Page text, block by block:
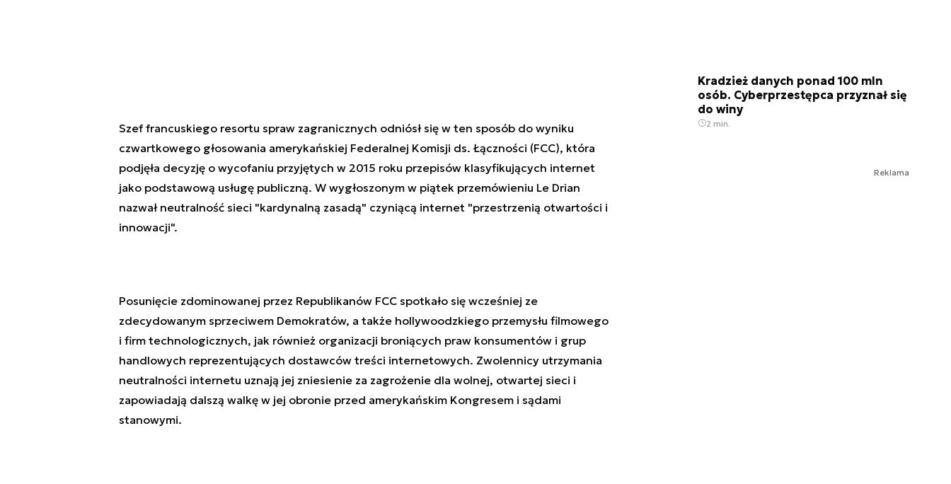
Szef francuskiego resortu spraw zagranicznych odniósł się w ten sposób do wyniku
czwartkowego głosowania amerykańskiej Federalnej Komisji ds. Łączności (FCC), która
podjęła decyzję o wycofaniu przyjętych w 2015 roku przepisów klasyfikujących internet
jako podstawową usługę publiczną. W wygłoszonym w piątek przemówieniu Le Drian
nazwał neutralność sieci "kardynalną zasadą" czyniącą internet "przestrzenią otwartości i
innowacji".
Posunięcie zdominowanej przez Republikanów FCC spotkało się wcześniej ze
zdecydowanym sprzeciwem Demokratów, a także hollywoodzkiego przemysłu filmowego
i firm technologicznych, jak również organizacji broniących praw konsumentów i grup
handlowych reprezentujących dostawców treści internetowych. Zwolennicy utrzymania
neutralności internetu uznają jej zniesienie za zagrożenie dla wolnej, otwartej sieci i
zapowiadają dalszą walkę w jej obronie przed amerykańskim Kongresem i sądami
stanowymi.
Kradzież danych ponad 100 mln
osób. Cyberprzestępca przyznał się
do winy
2 min.
Reklama